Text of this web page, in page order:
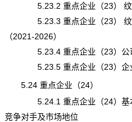
5.23.2 重点企业（23） 纹身
5.23.3 重点企业（23） 纹身
（2021-2026）
5.23.4 重点企业（23）公司
5.23.5 重点企业（23）企
5.24 重点企业（24）
5.24.1 重点企业（24）基本
竞争对手及市场地位